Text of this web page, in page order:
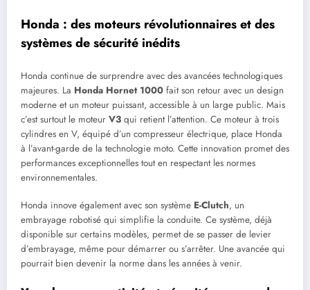
Honda : des moteurs révolutionnaires et des
systèmes de sécurité inédits
Honda continue de surprendre avec des avancées technologiques
majeures. La Honda Hornet 1000 fait son retour avec un design
moderne et un moteur puissant, accessible à un large public. Mais
c’est surtout le moteur V3 qui retient l’attention. Ce moteur à trois
cylindres en V, équipé d’un compresseur électrique, place Honda
à l’avant-garde de la technologie moto. Cette innovation promet des
performances exceptionnelles tout en respectant les normes
environnementales.
Honda innove également avec son système E-Clutch, un
embrayage robotisé qui simplifie la conduite. Ce système, déjà
disponible sur certains modèles, permet de se passer de levier
d’embrayage, même pour démarrer ou s’arrêter. Une avancée qui
pourrait bien devenir la norme dans les années à venir.